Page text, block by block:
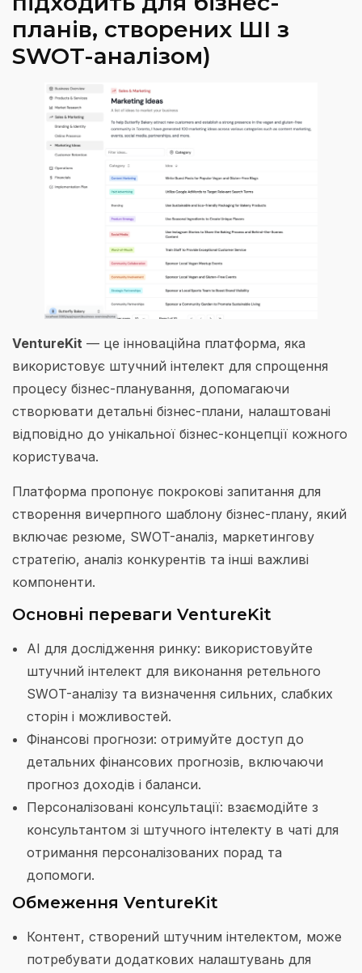
планів, створених ШІ з
SWOT-аналізом)
VentureKit — це інноваційна платформа, яка
використовує штучний інтелект для спрощення
процесу бізнес-планування, допомагаючи
створювати детальні бізнес-плани, налаштовані
відповідно до унікальної бізнес-концепції кожного
користувача.
Платформа пропонує покрокові запитання для
створення вичерпного шаблону бізнес-плану, який
включає резюме, SWOT-аналіз, маркетингову
стратегію, аналіз конкурентів та інші важливі
компоненти.
Основні переваги VentureKit
AI для дослідження ринку: використовуйте
штучний інтелект для виконання ретельного
SWOT-аналізу та визначення сильних, слабких
сторін і можливостей.
Фінансові прогнози: отримуйте доступ до
детальних фінансових прогнозів, включаючи
прогноз доходів і баланси.
Персоналізовані консультації: взаємодійте з
консультантом зі штучного інтелекту в чаті для
отримання персоналізованих порад та
допомоги.
Обмеження VentureKit
Контент, створений штучним інтелектом, може
потребувати додаткових налаштувань для